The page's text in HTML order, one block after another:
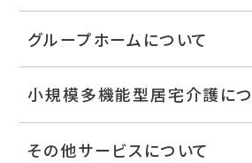
グループホームについて
小規模多機能型居宅介護に
その他サービスについて